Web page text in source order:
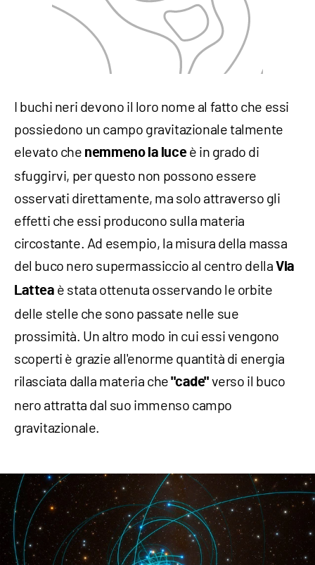
I buchi neri devono il loro nome al fatto che essi
possiedono un campo gravitazionale talmente
elevato che nemmeno la luceè in grado di
sfuggirvi, per questo non possono essere
osservati direttamente, ma solo attraverso gli
effetti che essi producono sulla materia
circostante. Ad esempio, la misura della massa
del buco nero supermassiccio al centro dellaVia
Lattea è stata ottenuta osservando le orbite
delle stelle che sono passate nelle sue
prossimità. Un altro modo in cui essi vengono
scoperti è grazie all'enorme quantità di energia
rilasciata dalla materia che"cade" verso il buco
nero attratta dal suo immenso campo
gravitazionale.